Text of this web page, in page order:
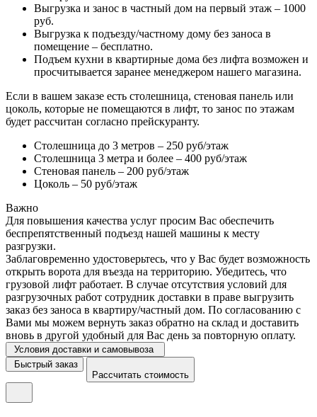
Выгрузка и занос в частный дом на первый этаж – 1000
руб.
Выгрузка к подъезду/частному дому без заноса в
помещение – бесплатно.
Подъем кухни в квартирные дома без лифта возможен и
просчитывается заранее менеджером нашего магазина.
Если в вашем заказе есть столешница, стеновая панель или
цоколь, которые не помещаются в лифт, то занос по этажам
будет рассчитан согласно прейскуранту.
Столешница до 3 метров – 250 руб/этаж
Столешница 3 метра и более – 400 руб/этаж
Стеновая панель – 200 руб/этаж
Цоколь – 50 руб/этаж
Важно
Для повышения качества услуг просим Вас обеспечить
беспрепятственный подъезд нашей машины к месту
разгрузки.
Заблаговременно удостоверьтесь, что у Вас будет возможность
открыть ворота для въезда на территорию. Убедитесь, что
грузовой лифт работает. В случае отсутствия условий для
разгрузочных работ сотрудник доставки в праве выгрузить
заказ без заноса в квартиру/частный дом. По согласованию с
Вами мы можем вернуть заказ обратно на склад и доставить
вновь в другой удобный для Вас день за повторную оплату.
Условия доставки и самовывоза
Быстрый заказ
Рассчитать стоимость